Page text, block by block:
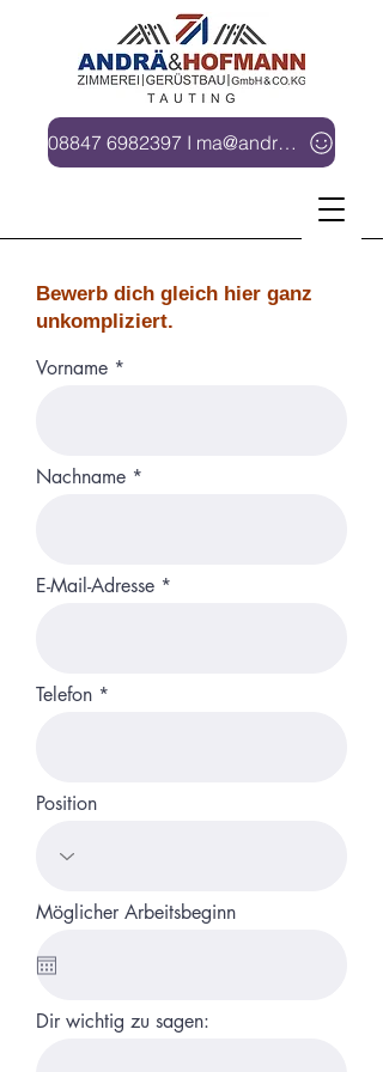
08847 6982397 I ma@andrae-hofmann.de
Bewerb dich gleich hier ganz
unkompliziert.
Vorname
Nachname
E-Mail-Adresse
Telefon
Position
Möglicher Arbeitsbeginn
Dir wichtig zu sagen: